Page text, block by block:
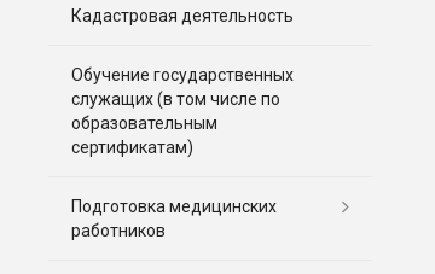
Кадастровая деятельность
Обучение государственных
служащих (в том числе по
образовательным
сертификатам)
Подготовка медицинских
работников